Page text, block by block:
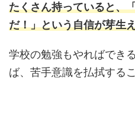
たくさん持っていると、
だ！」という自信が芽生
学校の勉強もやればでき
ば、苦手意識を払拭する